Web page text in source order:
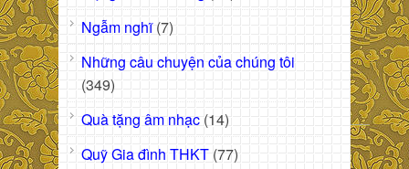
Ngẫm nghĩ(7)
Những câu chuyện của chúng tôi
(349)
Quà tặng âm nhạc (14)
Quỹ Gia đình THKT (77)